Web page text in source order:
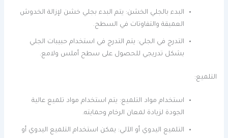
البدء بالجلي الخشن: يتم البدء بجلي خشن لإزالة الخدوش
العميقة والتفاوتات في السطح.
التدرج في الجلي: يتم التدرج في استخدام حبيبات الجلي
بشكل تدريجي للحصول على سطح أملس ولامع.
التلميع:
استخدام مواد التلميع: يتم استخدام مواد تلميع عالية
الجودة لزيادة لمعان الرخام وحمايته.
التلميع اليدوي أو الآلي: يمكن استخدام التلميع اليدوي أو